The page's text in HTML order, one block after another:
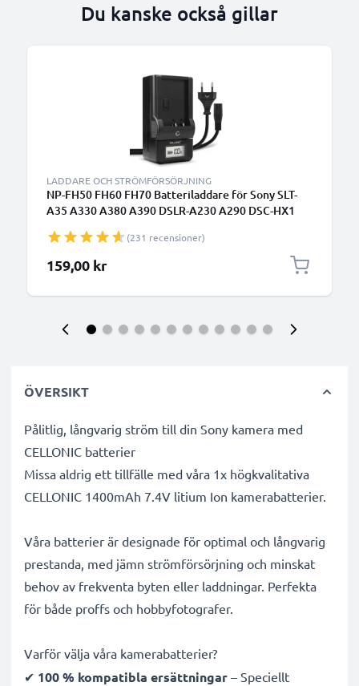
Du kanske också gillar
LADDARE OCH STRÖMFÖRSÖRJNING
NP-FH50 FH60 FH70 Batteriladdare för Sony SLT-
A35 A330 A380 A390 DSLR-A230 A290 DSC-HX1
CELLONIC
(231 recensioner)
159,00 kr
ÖVERSIKT
Pålitlig, långvarig ström till din Sony kamera med
CELLONIC batterier
Missa aldrig ett tillfälle med våra 1x högkvalitativa
CELLONIC 1400mAh 7.4V litium Ion kamerabatterier.
Våra batterier är designade för optimal och långvarig
prestanda, med jämn strömförsörjning och minskat
behov av frekventa byten eller laddningar. Perfekta
för både proffs och hobbyfotografer.
Varför välja våra kamerabatterier?
✔ 100 % kompatibla ersättningar – Speciellt